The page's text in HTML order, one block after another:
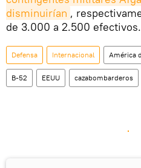
disminuirían ,
de 3.000 a 2.500 efectivos.
Defensa Internacional América
B-52 EEUU cazabombarderos